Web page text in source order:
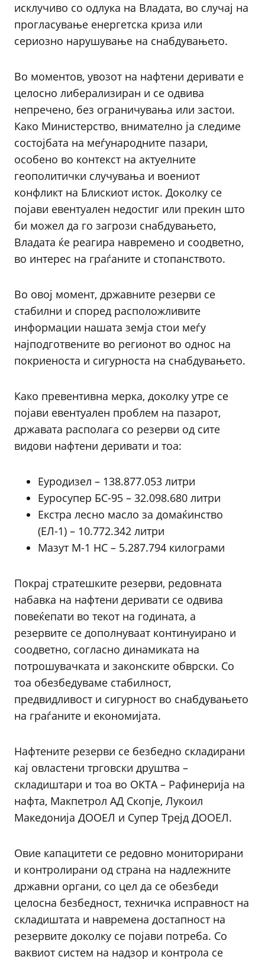
исклучиво со одлука на Владата, во случај на
прогласување енергетска криза или
сериозно нарушување на снабдувањето.
Во моментов, увозот на нафтени деривати е
целосно либерализиран и се одвива
непречено, без ограничувања или застои.
Како Министерство, внимателно ја следиме
состојбата на меѓународните пазари,
особено во контекст на актуелните
геополитички случувања и воениот
конфликт на Блискиот исток. Доколку се
појави евентуален недостиг или прекин што
би можел да го загрози снабдувањето,
Владата ќе реагира навремено и соодветно,
во интерес на граѓаните и стопанството.
Во овој момент, државните резерви се
стабилни и според расположливите
информации нашата земја стои меѓу
најподготвените во регионот во однос на
покриеноста и сигурноста на снабдувањето.
Како превентивна мерка, доколку утре се
појави евентуален проблем на пазарот,
државата располага со резерви од сите
видови нафтени деривати и тоа:
Еуродизел – 138.877.053 литри
Еуросупер БС-95 – 32.098.680 литри
Екстра лесно масло за домаќинство
(ЕЛ-1) – 10.772.342 литри
Мазут М-1 НС – 5.287.794 килограми
Покрај стратешките резерви, редовната
набавка на нафтени деривати се одвива
повеќепати во текот на годината, а
резервите се дополнуваат континуирано и
соодветно, согласно динамиката на
потрошувачката и законските обврски. Со
тоа обезбедуваме стабилност,
предвидливост и сигурност во снабдувањето
на граѓаните и економијата.
Нафтените резерви се безбедно складирани
кај овластени трговски друштва –
складиштари и тоа во ОКТА – Рафинерија на
нафта, Макпетрол АД Скопје, Лукоил
Македонија ДООЕЛ и Супер Трејд ДООЕЛ.
Овие капацитети се редовно мониторирани
и контролирани од страна на надлежните
државни органи, со цел да се обезбеди
целосна безбедност, техничка исправност на
складиштата и навремена достапност на
резервите доколку се појави потреба. Со
ваквиот систем на надзор и контрола се